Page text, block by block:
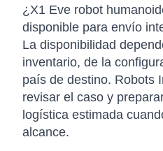
¿X1 Eve robot
disponible para envío
La disponibilidad
inventario, de la
país de destino. Robots
revisar el caso y
logística estimada
alcance.